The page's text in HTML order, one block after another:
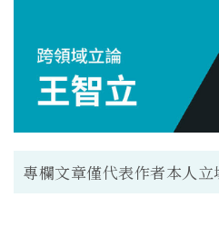
專欄文章僅代表作者本人立